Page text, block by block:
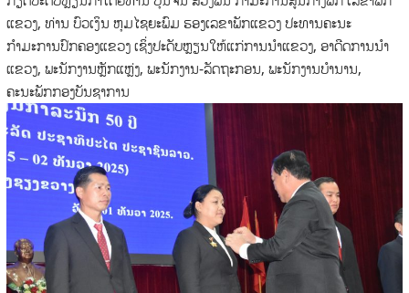
ແຂວງ, ທ່ານ ບົວເງິນ ຫຸມໄຊຍະພົມ ຮອງເລຂາພັກແຂວງ ປະທານຄະນະ
ກຳມະການປົກຄອງແຂວງ ເຊິ່ງປະດັບຫຼຽນໃຫ້ແກ່ການນຳແຂວງ, ອາດີດການນຳ
ແຂວງ, ພະນັກງານຫຼັກແຫຼ່ງ, ພະນັກງານ-ລັດຖະກອນ, ພະນັກງານບຳນານ,
ຄະນະພັກກອງບັນຊາການ